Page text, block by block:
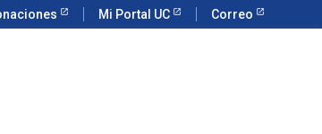
Mi Portal UC Correo